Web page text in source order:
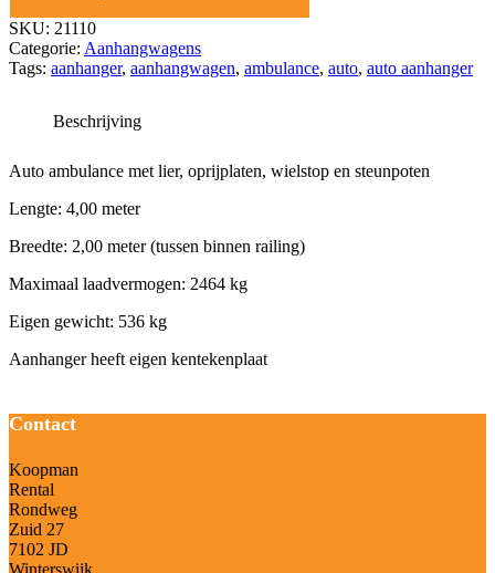
SKU: 21110
Categorie: Aanhangwagens
Tags: aanhanger, aanhangwagen, ambulance, auto, auto aanhanger
Beschrijving
Auto ambulance met lier, oprijplaten, wielstop en steunpoten
Lengte: 4,00 meter
Breedte: 2,00 meter (tussen binnen railing)
Maximaal laadvermogen: 2464 kg
Eigen gewicht: 536 kg
Aanhanger heeft eigen kentekenplaat
Contact
Koopman
Rental
Rondweg
Zuid 27
7102 JD
Winterswijk